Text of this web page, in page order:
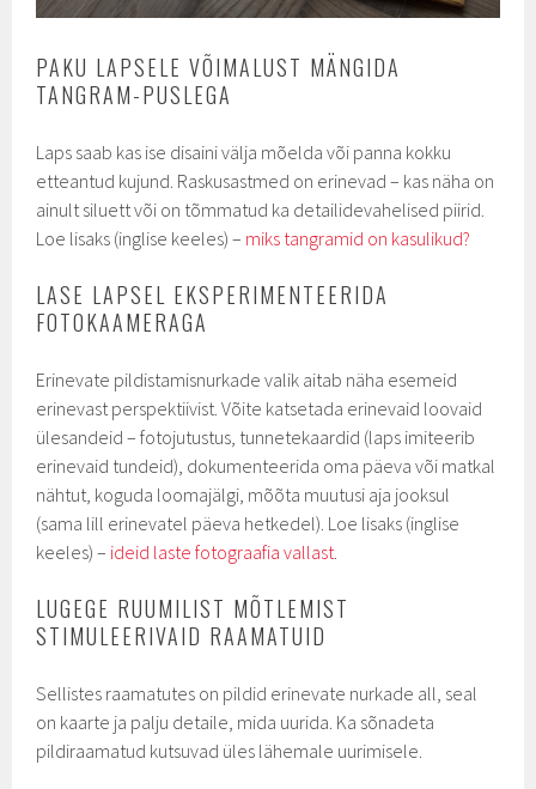
PAKU LAPSELE VÕIMALUST MÄNGIDA
TANGRAM-PUSLEGA
Laps saab kas ise disaini välja mõelda või panna kokku
etteantud kujund. Raskusastmed on erinevad – kas näha on
ainult siluett või on tõmmatud ka detailidevahelised piirid.
Loe lisaks (inglise keeles) – miks tangramid on kasulikud?
LASE LAPSEL EKSPERIMENTEERIDA
FOTOKAAMERAGA
Erinevate pildistamisnurkade valik aitab näha esemeid
erinevast perspektiivist. Võite katsetada erinevaid loovaid
ülesandeid – fotojutustus, tunnetekaardid (laps imiteerib
erinevaid tundeid), dokumenteerida oma päeva või matkal
nähtut, koguda loomajälgi, mõõta muutusi aja jooksul
(sama lill erinevatel päeva hetkedel). Loe lisaks (inglise
keeles) – ideid laste fotograafia vallast
LUGEGE RUUMILIST MÕTLEMIST
STIMULEERIVAID RAAMATUID
Sellistes raamatutes on pildid erinevate nurkade all, seal
on kaarte ja palju detaile, mida uurida. Ka sõnadeta
pildiraamatud kutsuvad üles lähemale uurimisele.